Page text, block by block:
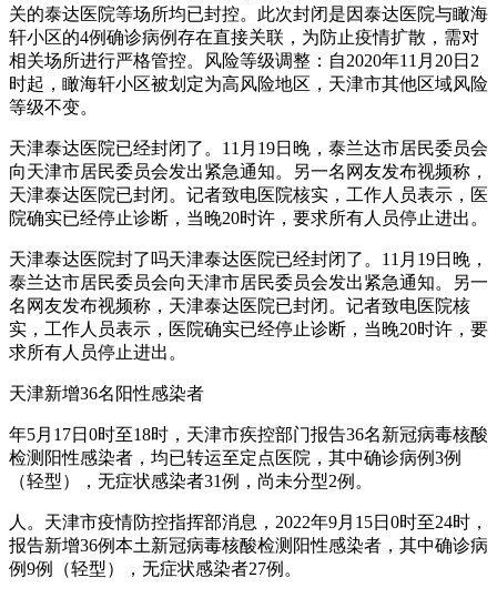
关的泰达医院等场所均已封控。此次封闭是因泰达医院与瞰海
轩小区的4例确诊病例存在直接关联，为防止疫情扩散，需对
相关场所进行严格管控。风险等级调整：自2020年11月20日2
时起，瞰海轩小区被划定为高风险地区，天津市其他区域风险
等级不变。
天津泰达医院已经封闭了。11月19日晚，泰兰达市居民委员会
向天津市居民委员会发出紧急通知。另一名网友发布视频称，
天津泰达医院已封闭。记者致电医院核实，工作人员表示，医
院确实已经停止诊断，当晚20时许，要求所有人员停止进出。
天津泰达医院封了吗天津泰达医院已经封闭了。11月19日晚，
泰兰达市居民委员会向天津市居民委员会发出紧急通知。另一
名网友发布视频称，天津泰达医院已封闭。记者致电医院核
实，工作人员表示，医院确实已经停止诊断，当晚20时许，要
求所有人员停止进出。
天津新增36名阳性感染者
年5月17日0时至18时，天津市疾控部门报告36名新冠病毒核酸
检测阳性感染者，均已转运至定点医院，其中确诊病例3例
（轻型），无症状感染者31例，尚未分型2例。
人。天津市疫情防控指挥部消息，2022年9月15日0时至24时，
报告新增36例本土新冠病毒核酸检测阳性感染者，其中确诊病
例9例（轻型），无症状感染者27例。